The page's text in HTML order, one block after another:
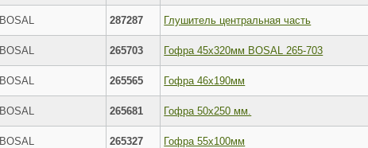
BOSAL 287287 Глушитель центральная часть
BOSAL 265703 Гофра 45x320мм BOSAL 265-703
BOSAL 265565 Гофра 46x190мм
BOSAL 265681 Гофра 50x250 мм.
BOSAL 265327 Гофра 55x100мм